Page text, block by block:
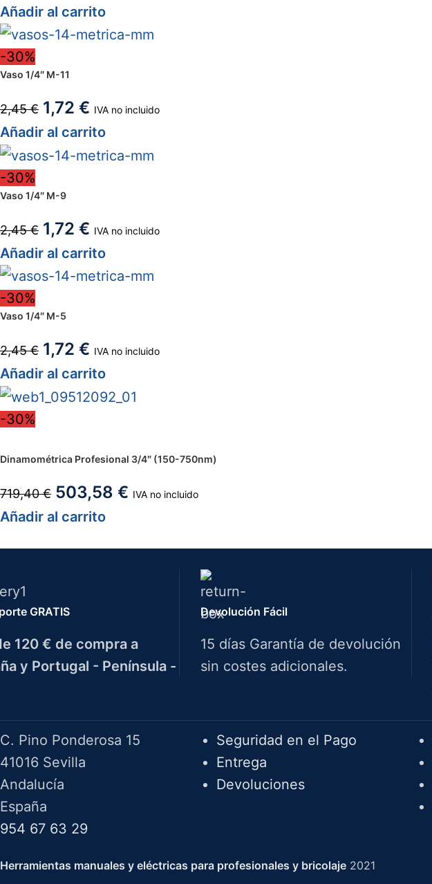
Añadir al carrito
-30%
Vaso 1/4″ M-11
2,45€ 1,72 € IVA no incluido
Añadir al carrito
-30%
Vaso 1/4″ M-9
2,45€ 1,72 € IVA no incluido
Añadir al carrito
-30%
Vaso 1/4″ M-5
2,45€ 1,72 € IVA no incluido
Añadir al carrito
-30%
Dinamométrica Profesional 3/4″ (150-750nm)
719,40€ 503,58 € IVA no incluido
Añadir al carrito
GRATIS
120 € de compra a
y Portugal - Península -
Devolución Fácil
15 días Garantía de devolución
sin costes adicionales.
C. Pino Ponderosa 15
41016 Sevilla
Andalucía
España
954 67 63 29
Seguridad en el Pago
Entrega
Devoluciones
Herramientas manuales y eléctricas para profesionales y bricolaje 2021